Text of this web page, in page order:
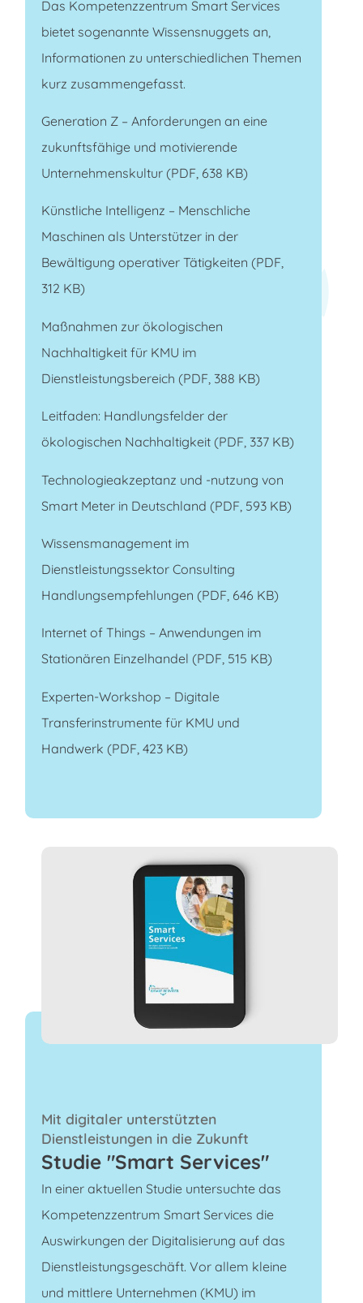
Das Kompetenzzentrum Smart Services
bietet sogenannte Wissensnuggets an,
Informationen zu unterschiedlichen Themen
kurz zusammengefasst.
Generation Z – Anforderungen an eine
zukunftsfähige und motivierende
Unternehmenskultur (PDF, 638 KB)
Künstliche Intelligenz – Menschliche
Maschinen als Unterstützer in der
Bewältigung operativer Tätigkeiten (PDF,
312 KB)
Maßnahmen zur ökologischen
Nachhaltigkeit für KMU im
Dienstleistungsbereich (PDF, 388 KB)
Leitfaden: Handlungsfelder der
ökologischen Nachhaltigkeit (PDF, 337 KB)
Technologieakzeptanz und -nutzung von
Smart Meter in Deutschland (PDF, 593 KB)
Wissensmanagement im
Dienstleistungssektor Consulting
Handlungsempfehlungen (PDF, 646 KB)
Internet of Things – Anwendungen im
Stationären Einzelhandel (PDF, 515 KB)
Experten-Workshop – Digitale
Transferinstrumente für KMU und
Handwerk (PDF, 423 KB)
Studie "Smart Services"
Mit digitaler unterstützten
Dienstleistungen in die Zukunft
In einer aktuellen Studie untersuchte das
Kompetenzzentrum Smart Services die
Auswirkungen der Digitalisierung auf das
Dienstleistungsgeschäft. Vor allem kleine
und mittlere Unternehmen (KMU) im